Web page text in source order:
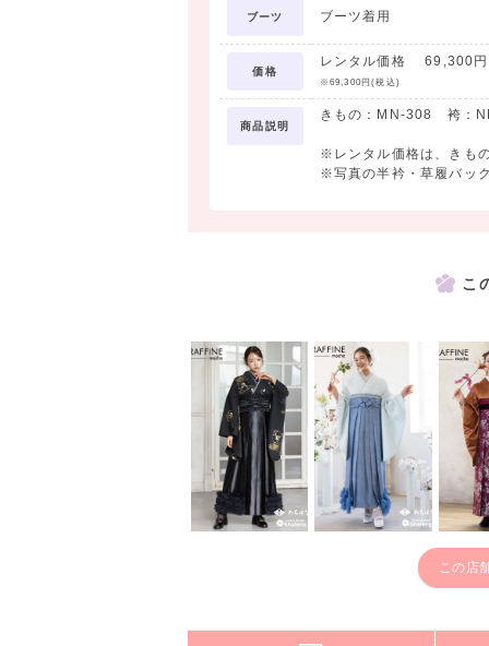
ブーツ ブーツ着用
価格
レンタル価格 69,300円
※69,300円(税込)
商品説明
きもの：MN-308 袴：
※レンタル価格は、きも
※写真の半衿・草履バッ
こ
この店